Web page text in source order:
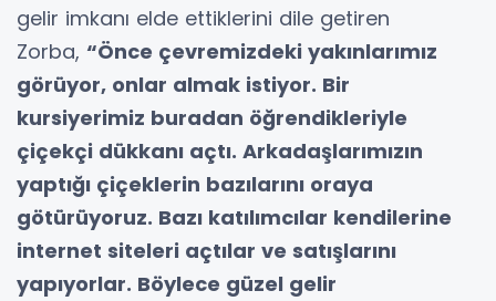
gelir imkanı elde ettiklerini dile getiren
Zorba, “Önce çevremizdeki yakınlarımız
görüyor, onlar almak istiyor. Bir
kursiyerimiz buradan öğrendikleriyle
çiçekçi dükkanı açtı. Arkadaşlarımızın
yaptığı çiçeklerin bazılarını oraya
götürüyoruz. Bazı katılımcılar kendilerine
internet siteleri açtılar ve satışlarını
yapıyorlar. Böylece güzel gelir